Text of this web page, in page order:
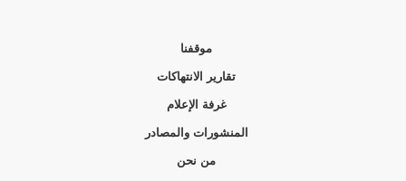
موقفنا
تقارير الانتهاكات
غرفة الإعلام
المنشورات والمصادر
من نحن